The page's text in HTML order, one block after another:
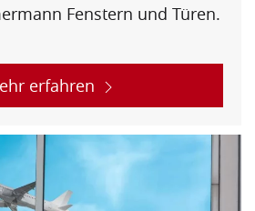
Fenstern und Türen.
erfahren